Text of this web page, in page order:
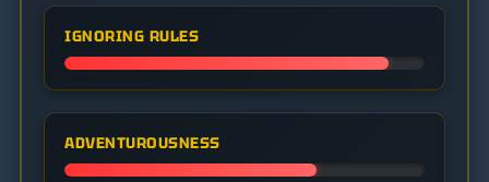
IGNORING RULES
ADVENTUROUSNESS